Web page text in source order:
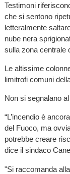
Testimoni
che si sentono
letteralmente
nube nera
sulla zona centrale
Le altissime
limitrofi comuni
Non si segnalano
“L’incendio è
del Fuoco, ma
potrebbe creare
dice il sindaco
"Si raccomanda